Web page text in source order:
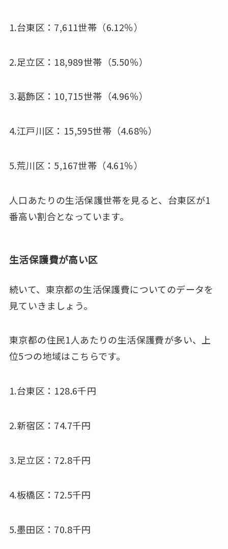
1.台東区：7,611世帯（6.12％）
2.足立区：18,989世帯（5.50％）
3.葛飾区：10,715世帯（4.96％）
4.江戸川区：15,595世帯（4.68％）
5.荒川区：5,167世帯（4.61％）
人口あたりの生活保護世帯を見ると、台東区が1
番高い割合となっています。
生活保護費が高い区
続いて、東京都の生活保護費についてのデータを
見ていきましょう。
東京都の住民1人あたりの生活保護費が多い、上
位5つの地域はこちらです。
1.台東区：128.6千円
2.新宿区：74.7千円
3.足立区：72.8千円
4.板橋区：72.5千円
5.墨田区：70.8千円